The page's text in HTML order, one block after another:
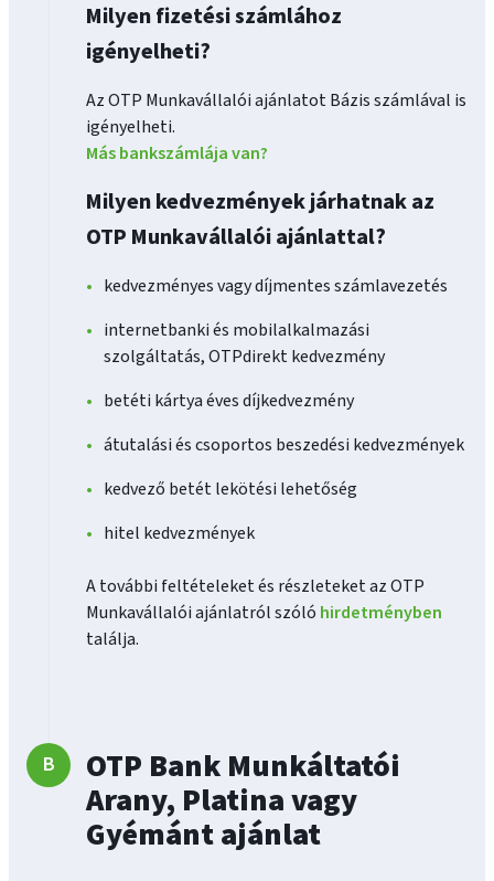
Milyen fizetési számlához
igényelheti?
Az OTP Munkavállalói ajánlatot Bázis számlával is
igényelheti.
Más bankszámlája van?
Milyen kedvezmények járhatnak az
OTP Munkavállalói ajánlattal?
kedvezményes vagy díjmentes számlavezetés
internetbanki és mobilalkalmazási
szolgáltatás, OTPdirekt kedvezmény
betéti kártya éves díjkedvezmény
átutalási és csoportos beszedési kedvezmények
kedvező betét lekötési lehetőség
hitel kedvezmények
A további feltételeket és részleteket az OTP
Munkavállalói ajánlatról szóló hirdetményben
találja.
OTP Bank Munkáltatói
Arany, Platina vagy
Gyémánt ajánlat